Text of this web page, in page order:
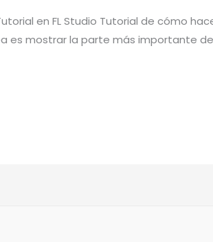
en FL Studio Tutorial de cómo
es mostrar la parte más importante